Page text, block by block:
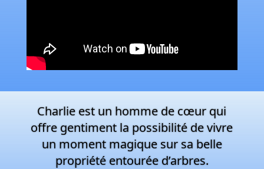
Charlie est un homme de cœur qui
offre gentiment la possibilité de vivre
un moment magique sur sa belle
propriété entourée d’arbres.